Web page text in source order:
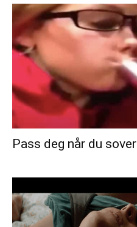
Pass deg når du sover